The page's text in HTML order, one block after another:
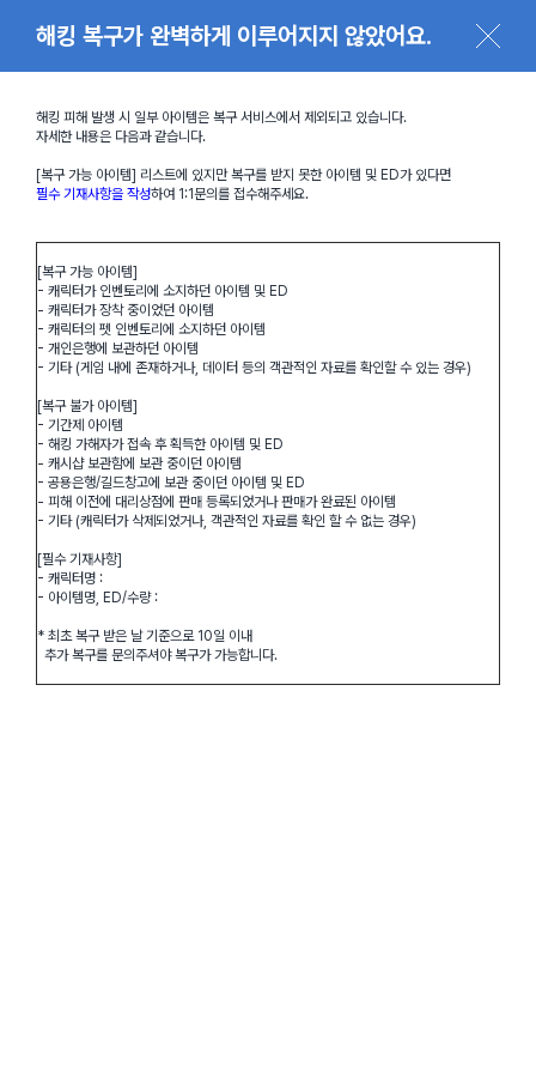
해킹 복구가 완벽하게 이루어지지 않았어요.
해킹 피해 발생 시 일부 아이템은 복구 서비스에서 제외되고 있습니다.
자세한 내용은 다음과 같습니다.
[복구 가능 아이템] 리스트에 있지만 복구를 받지 못한 아이템 및 ED가 있다면
필수 기재사항을 작성하여 1:1문의를 접수해주세요.
[복구 가능 아이템]
- 캐릭터가 인벤토리에 소지 하던 아이템 및 ED
- 캐릭터가장착 중이었던 아이템
- 캐릭터의 펫 인벤토리에 소지 하던 아이템
- 개인은행에 보관하던 아이템
- 기타 (게임 내에 존재하거나, 데이터 등의 객관적인 자료를 확인할 수 있는 경우)
[복구 불가 아이템]
- 기간제 아이템
- 해킹 가해자가 접속 후 획득한 아이템 및 ED
- 캐시샵 보관함에 보관 중이던 아이템
- 공용은행/길드창고에 보관 중이던 아이템 및 ED
- 피해 이전에 대리상점에 판매 등록되었거나 판매가 완료된 아이템
- 기타 (캐릭터가 삭제되었거나, 객관적인 자료를 확인 할 수 없는 경우)
[필수 기재사항]
- 캐릭터명 :
- 아이템명, ED/수량 :
* 최초 복구 받은 날 기준으로 10일 이내
추가 복구를 문의주셔야 복구가 가능합니다.